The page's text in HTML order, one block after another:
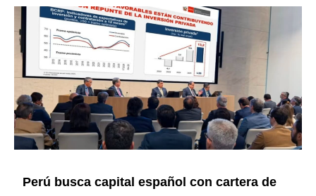
Perú busca capital español con cartera de